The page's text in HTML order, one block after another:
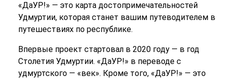
«ДаУР!» — это карта достопримечательностей
Удмуртии, которая станет вашим путеводителем в
путешествиях по республике.
Впервые проект стартовал в 2020 году — в год
Столетия Удмуртии. «ДаУР!» в переводе с
удмуртского — «век». Кроме того, «ДаУР!» — это